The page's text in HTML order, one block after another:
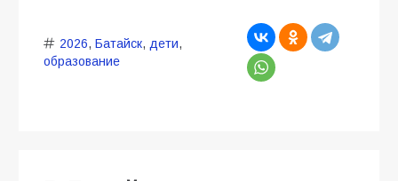
2026, Батайск, дети,
образование